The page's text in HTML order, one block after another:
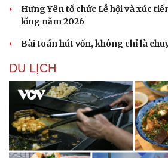
Hưng Yên tổ chức Lễ hội và xúc
lồng năm 2026
Bài toán hút vốn, không chỉ là
DU LỊCH